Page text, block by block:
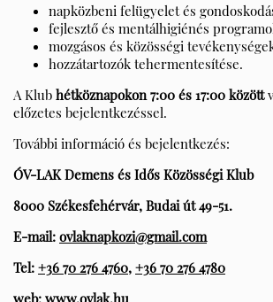
napközbeni felügyelet és
fejlesztő és mentálhigiénés
mozgásos és közösségi
hozzátartozók tehermentesítése.
A Klub hétköznapokon 7:00 és 17:00 között
előzetes bejelentkezéssel.
További információ és bejelentkezés:
ÓV-LAK Demens és Idős Közösségi Klub
8000 Székesfehérvár, Budai út 49-51.
E-mail: ovlaknapkozi@gmail.com
Tel: +36 70 276 4760, +36 70 276 4780
web: www.ovlak.hu